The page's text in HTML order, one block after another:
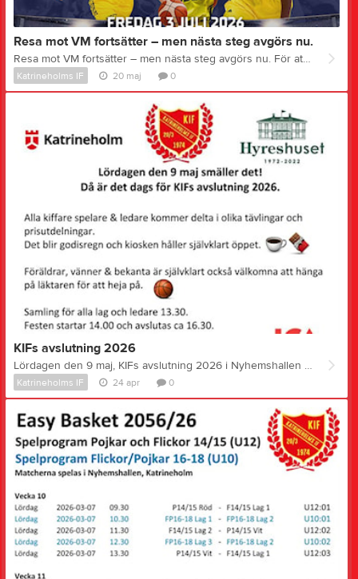
Resa mot VM fortsätter – men nästa steg avgörs nu.
Resa mot VM fortsätter – men nästa steg avgörs nu. För att hålla drömmen om fortsatt VM kval vid liv krävs en topp 3 placering i gruppen, och då är hemmaseger mot Tjeckien helt avgörande. Vi hoppas att du vill vara på plats, fylla läktarna och ge laget det stöd som kan göra skillnad. Uppkast klockan 19.00. Skaffa din biljett nu
Katrineholms IF 20 maj 0
KIFs avslutning 2026
Lördagen den 9 maj, KIFs avslutning 2026 i Nyhemshallen KIFs avslutning 2026.pdf
Katrineholms IF 24 apr 0